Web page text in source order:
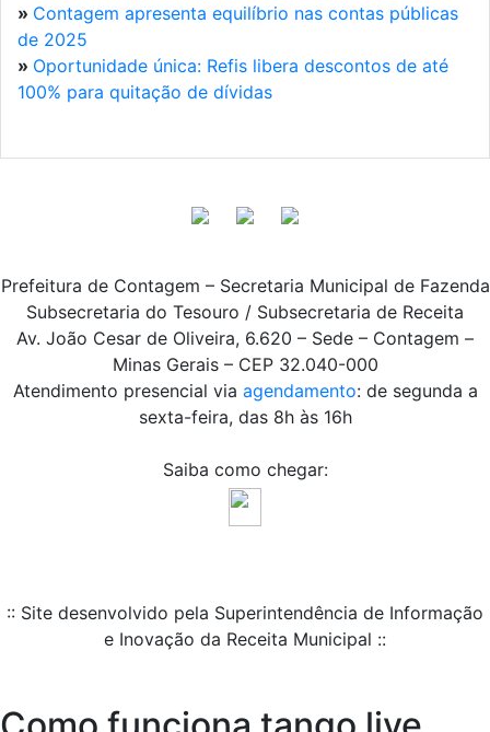
» Contagem apresenta equilíbrio nas contas públicas
de 2025
» Oportunidade única: Refis libera descontos de até
100% para quitação de dívidas
Prefeitura de Contagem – Secretaria Municipal de Fazenda
Subsecretaria do Tesouro / Subsecretaria de Receita
Av. João Cesar de Oliveira, 6.620 – Sede – Contagem –
Minas Gerais – CEP 32.040-000
Atendimento presencial via agendamento: de segunda a
sexta-feira, das 8h às 16h
Saiba como chegar:
:: Site desenvolvido pela Superintendência de Informação
e Inovação da Receita Municipal ::